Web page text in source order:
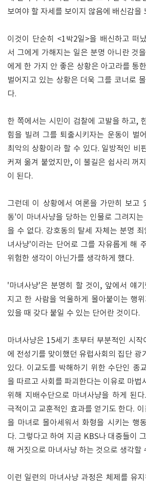
보여야 할 자세를 보이지 않음에 배신감을
이것이 단순히 <1박2일>을 배신하고 떠
서 그에게 가해지는 일은 분명 아니란 것
에게 한 가지 안 좋은 상황은 아고라를 통
벌어지고 있는 상황은 더욱 그를 코너로
다.
한 쪽에서는 시민이 검찰에 고발을 하고,
힘을 빌려 그를 퇴출시키자는 운동이 벌
최악의 상황이라 할 수 있다. 일방적인 비
커져 옮겨 붙었지만, 이 불길은 쉽사리 꺼
이 된다.
그런데 이 상황에서 여론을 가만히 보고
동'이 마녀사냥을 당하는 인물로 그려지
을 수 없다. 강호동의 탈세 자체는 분명
녀사냥'이라는 단어로 그를 자유롭게 해
위험한 생각이 아닌가를 생각하게 했다.
'마녀사냥'은 분명히 할 것이, 앞에서 얘
지고 한 사람을 억울하게 몰아붙이는 행
있을 때 갖다 붙일 수 있는 단어란 것이다.
마녀사냥은 15세기 초부터 부분적인 시작
에 전성기를 맞이했던 유럽사회의 집단 광
있다. 이교도를 박해하기 위한 수단인 종
을 따르고 사회를 파괴한다는 이유로 마법
위해 지배수단으로 마녀사냥을 하게 된
극적이고 교훈적인 효과를 얻기도 한다.
을 마녀로 몰아세워서 화형을 시키는 행
다. 그렇다고 하여 지금 KBS나 대중들이
해 거짓으로 마녀사냥 하는 것으로 생각할
이런 일련의 마녀사냥 과정은 체제를 유